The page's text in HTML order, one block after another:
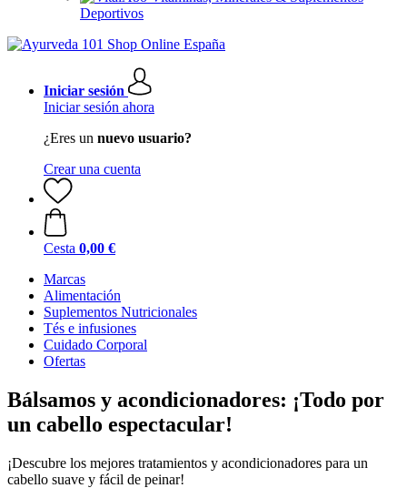
Deportivos
Iniciar sesión
Iniciar sesión ahora
¿Eres un nuevo usuario?
Crear una cuenta
Cesta 0,00 €
Marcas
Alimentación
Suplementos Nutricionales
Tés e infusiones
Cuidado Corporal
Ofertas
Bálsamos y acondicionadores: ¡Todo por
un cabello espectacular!
¡Descubre los mejores tratamientos y acondicionadores para un
cabello suave y fácil de peinar!